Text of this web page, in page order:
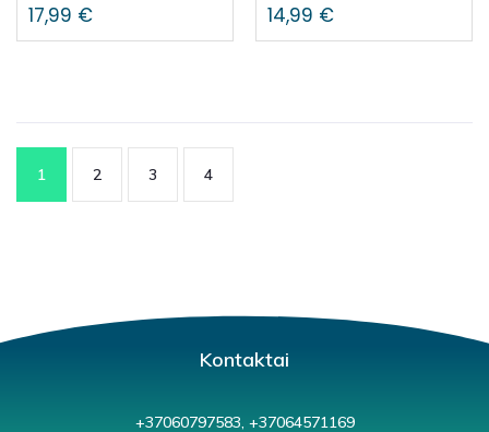
17,99 € 14,99 €
1 2 3 4
Kontaktai
+37060797583, +37064571169